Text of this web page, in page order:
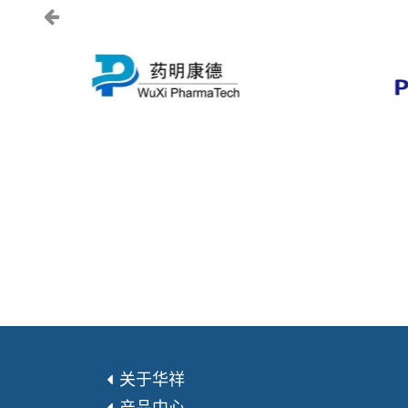
上一页
关于华祥